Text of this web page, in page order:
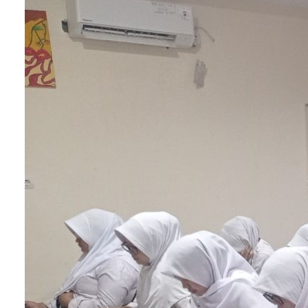
menyatukan pendapat mereka. Tunjuk satu
orang — bisa juga dengan kesepakatan
kelompok — untuk memberikan penjelasan
mengenai pendapat apa saja yang mereka
mereka kemukakan.
Cara kedua
Pendidik membentuk beberapa kelompok dan